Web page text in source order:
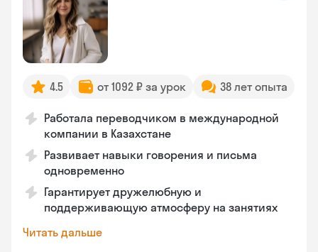
4.5 от 1092 ₽ за урок 38 лет опыта
Работала переводчиком в международной
компании в Казахстане
Развивает навыки говорения и письма
одновременно
Гарантирует дружелюбную и
поддерживающую атмосферу на занятиях
Читать дальше